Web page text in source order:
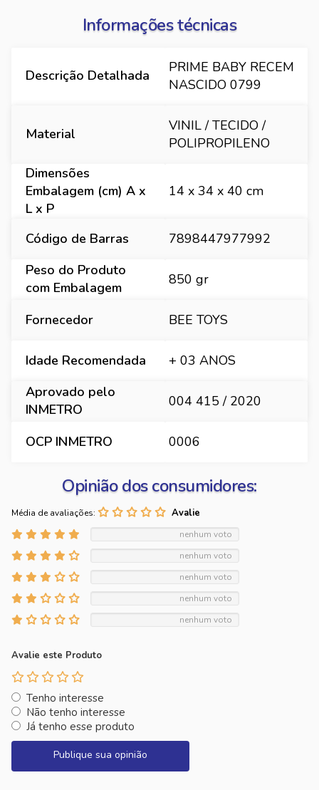
Informações técnicas
Descrição Detalhada
PRIME BABY RECEM
NASCIDO 0799
Material
VINIL / TECIDO /
POLIPROPILENO
Dimensões
Embalagem (cm) A x
L x P
14 x 34 x 40 cm
Código de Barras
7898447977992
Peso do Produto
com Embalagem
850 gr
Fornecedor BEE TOYS
Idade Recomendada
+ 03 ANOS
Aprovado pelo
INMETRO
004 415 / 2020
OCP INMETRO 0006
Opinião dos consumidores:
Média de avaliações:
nenhum voto
nenhum voto
nenhum voto
nenhum voto
nenhum voto
Avalie este Produto
Tenho interesse
Não tenho interesse
Já tenho esse produto
Publique sua opinião